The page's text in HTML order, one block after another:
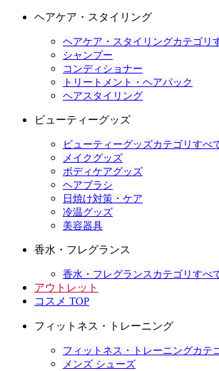
ヘアケア・スタイリング
ヘアケア・スタイリングカテゴリ
シャンプー
コンディショナー
トリートメント・ヘアパック
ヘアスタイリング
ビューティーグッズ
ビューティーグッズカテゴリすべ
メイクグッズ
ボディケアグッズ
ヘアブラシ
日焼け対策・ケア
冷温グッズ
美容器具
香水・フレグランス
香水・フレグランスカテゴリすべ
アウトレット
コスメ TOP
フィットネス・トレーニング
フィットネス・トレーニングカテ
メンズ シューズ